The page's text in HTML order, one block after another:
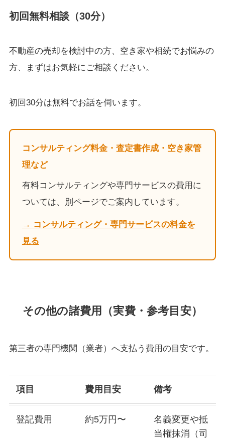
初回無料相談（30分）
不動産の売却を検討中の方、空き家や相続でお悩みの
方、まずはお気軽にご相談ください。
初回30分は無料でお話を伺います。
コンサルティング料金・査定書作成・空き家管
理など
有料コンサルティングや専門サービスの費用に
ついては、別ページでご案内しています。
→ コンサルティング・専門サービスの料金を
見る
その他の諸費用（実費・参考目安）
第三者の専門機関（業者）へ支払う費用の目安です。
項目 費用目安 備考
登記費用 約5万円〜
名義変更や抵
当権抹消（司